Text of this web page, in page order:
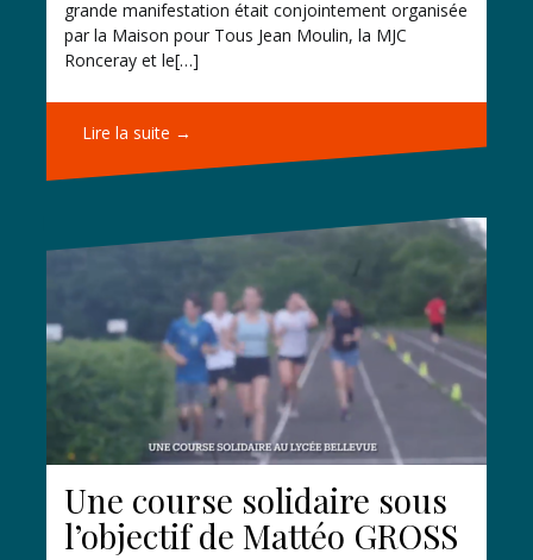
grande manifestation était conjointement organisée
par la Maison pour Tous Jean Moulin, la MJC
Ronceray et le[…]
Lire la suite →
Une course solidaire sous
l’objectif de Mattéo GROSS